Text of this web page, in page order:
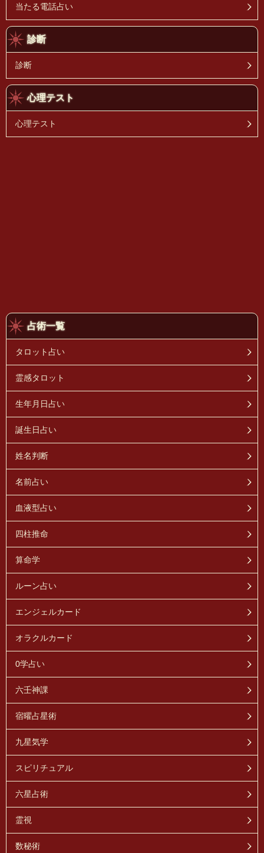
当たる電話占い
診断
診断
心理テスト
心理テスト
占術一覧
タロット占い
霊感タロット
生年月日占い
誕生日占い
姓名判断
名前占い
血液型占い
四柱推命
算命学
ルーン占い
エンジェルカード
オラクルカード
0学占い
六壬神課
宿曜占星術
九星気学
スピリチュアル
六星占術
霊視
数秘術